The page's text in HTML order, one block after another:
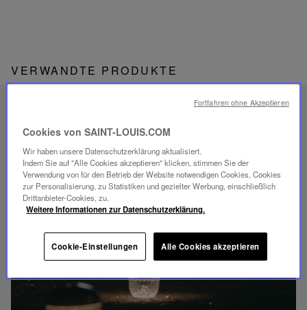
VERWANDTE PRODUKTE
EINZIGARTIGES
SAVOIR-FAIRE
FOLIA BELEUCHTUNG
Video
abspielen
YouTube-
Folia
Mini-
Cookies von SAINT-LOUIS.COM
Wir haben unsere Datenschutzerklärung aktualisiert.
Indem Sie auf "Alle Cookies akzeptieren" klicken, stimmen Sie der
Verwendung von für den Betrieb der Website notwendigen Cookies, Cookies
zur Personalisierung, zu Statistiken und gezielter Werbung, einschließlich
Drittanbieter-Cookies, zu.
Weitere Informationen zur Datenschutzerklärung.
Cookie-Einstellungen Alle Cookies akzeptieren
Fortfahren ohne Akzeptieren